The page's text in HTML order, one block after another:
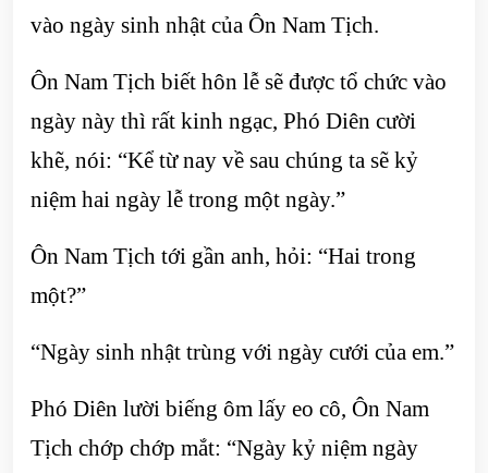
vào ngày sinh nhật của Ôn Nam Tịch.
Ôn Nam Tịch biết hôn lễ sẽ được tổ chức vào
ngày này thì rất kinh ngạc, Phó Diên cười
khẽ, nói: “Kể từ nay về sau chúng ta sẽ kỷ
niệm hai ngày lễ trong một ngày.”
Ôn Nam Tịch tới gần anh, hỏi: “Hai trong
một?”
“Ngày sinh nhật trùng với ngày cưới của em.”
Phó Diên lười biếng ôm lấy eo cô, Ôn Nam
Tịch chớp chớp mắt: “Ngày kỷ niệm ngày